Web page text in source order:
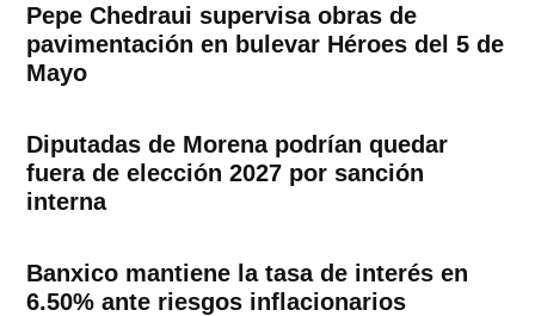
Pepe Chedraui supervisa obras de
pavimentación en bulevar Héroes del 5 de
Mayo
Diputadas de Morena podrían quedar
fuera de elección 2027 por sanción
interna
Banxico mantiene la tasa de interés en
6.50% ante riesgos inflacionarios